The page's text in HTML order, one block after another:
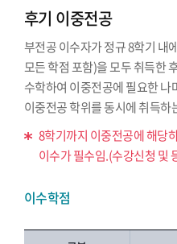
후기 이중전공
부전공 이수자가 정규 8학기 내
모든 학점 포함)을 모두 취득한
수학하여 이중전공에 필요한
이중전공 학위를 동시에 취득하
8학기까지 이중전공에 해당
이수가 필수임.(수강신청 및
이수학점